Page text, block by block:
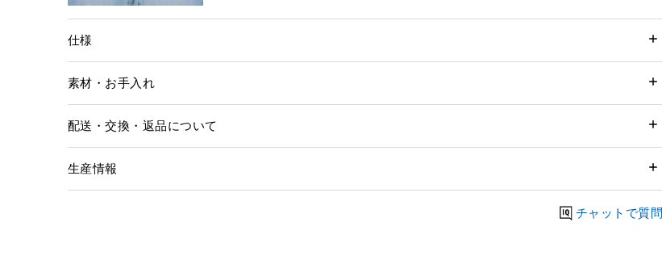
仕様
素材・お手入れ
配送・交換・返品について
生産情報
チャットで質問